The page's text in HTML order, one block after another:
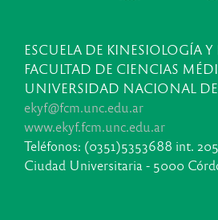
ESCUELA DE KINESIOLOGÍA Y
FACULTAD DE CIENCIAS
UNIVERSIDAD NACIONAL
ekyf@fcm.unc.edu.ar
www.ekyf.fcm.unc.edu.ar
Teléfonos: (0351)5353688 int.
Ciudad Universitaria - 5000